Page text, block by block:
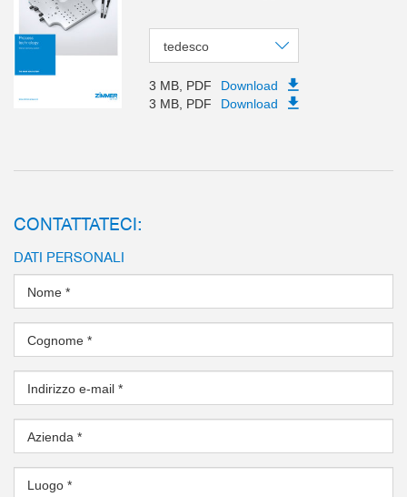
tedesco
3 MB, PDF
Download
3 MB, PDF
Download
CONTATTATECI:
DATI PERSONALI
Nome *
Cognome *
Indirizzo e-mail *
Azienda *
Luogo *